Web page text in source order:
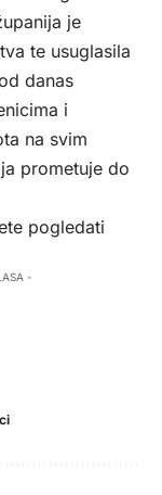
je
te usuglasila
danas
i
na svim
prometuje do
pogledati
-